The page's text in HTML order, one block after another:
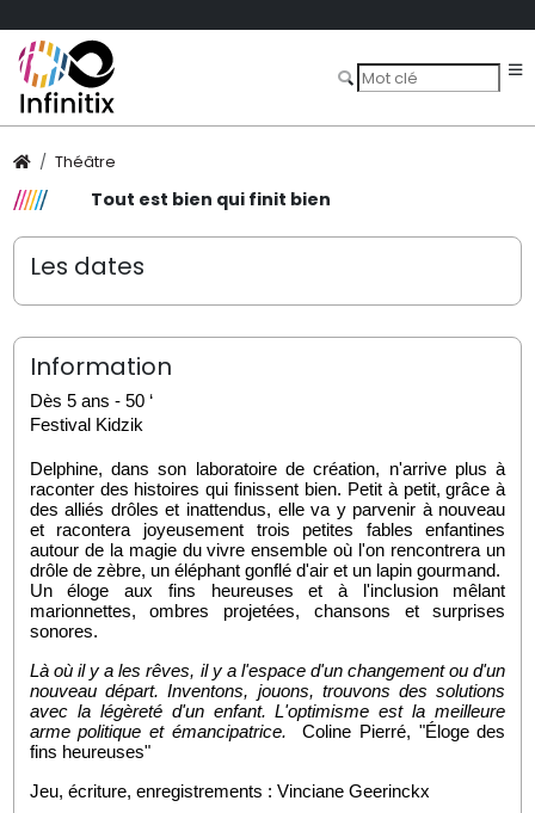
Théâtre
Tout est bien qui finit bien
Les dates
Information
Dès 5 ans - 50 ‘
Festival Kidzik
Delphine, dans son laboratoire de création, n'arrive plus à
raconter des histoires qui finissent bien. Petit à petit, grâce à
des alliés drôles et inattendus, elle va y parvenir à nouveau
et racontera joyeusement trois petites fables enfantines
autour de la magie du vivre ensemble où l'on rencontrera un
drôle de zèbre, un éléphant gonflé d'air et un lapin gourmand.
Un éloge aux fins heureuses et à l'inclusion mêlant
marionnettes, ombres projetées, chansons et surprises
sonores.
Là où il y a les rêves, il y a l'espace d'un changement ou d'un
nouveau départ. Inventons, jouons, trouvons des solutions
avec la légèreté d'un enfant. L'optimisme est la meilleure
arme politique et émancipatrice.
Coline Pierré, "Éloge des
fins heureuses"
Jeu, écriture, enregistrements : Vinciane Geerinckx